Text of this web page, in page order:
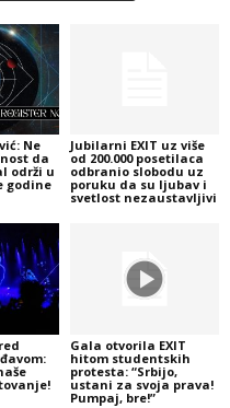
Ne
da
održi u
godine
Jubilarni EXIT uz više
od 200.000 posetilaca
odbranio slobodu uz
poruku da su ljubav i
svetlost nezaustavljivi
Gala otvorila EXIT
hitom studentskih
protesta: “Srbijo,
ustani za svoja prava!
Pumpaj, bre!”